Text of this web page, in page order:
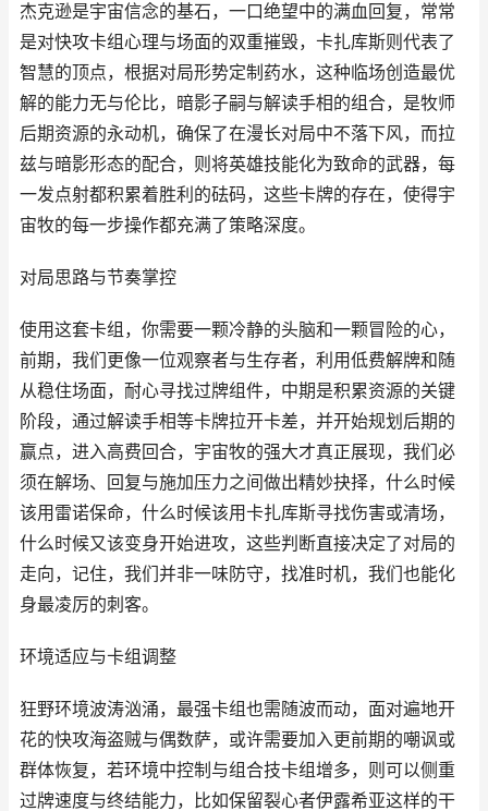
杰克逊是宇宙信念的基石，一口绝望中的满血回复，常常
是对快攻卡组心理与场面的双重摧毁，卡扎库斯则代表了
智慧的顶点，根据对局形势定制药水，这种临场创造最优
解的能力无与伦比，暗影子嗣与解读手相的组合，是牧师
后期资源的永动机，确保了在漫长对局中不落下风，而拉
兹与暗影形态的配合，则将英雄技能化为致命的武器，每
一发点射都积累着胜利的砝码，这些卡牌的存在，使得宇
宙牧的每一步操作都充满了策略深度。
对局思路与节奏掌控
使用这套卡组，你需要一颗冷静的头脑和一颗冒险的心，
前期，我们更像一位观察者与生存者，利用低费解牌和随
从稳住场面，耐心寻找过牌组件，中期是积累资源的关键
阶段，通过解读手相等卡牌拉开卡差，并开始规划后期的
赢点，进入高费回合，宇宙牧的强大才真正展现，我们必
须在解场、回复与施加压力之间做出精妙抉择，什么时候
该用雷诺保命，什么时候该用卡扎库斯寻找伤害或清场，
什么时候又该变身开始进攻，这些判断直接决定了对局的
走向，记住，我们并非一味防守，找准时机，我们也能化
身最凌厉的刺客。
环境适应与卡组调整
狂野环境波涛汹涌，最强卡组也需随波而动，面对遍地开
花的快攻海盗贼与偶数萨，或许需要加入更前期的嘲讽或
群体恢复，若环境中控制与组合技卡组增多，则可以侧重
过牌速度与终结能力，比如保留裂心者伊露希亚这样的干